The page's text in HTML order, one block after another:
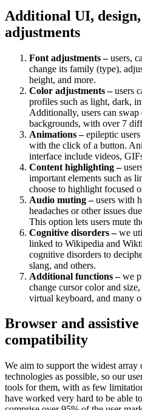
Additional UI,
adjustments
Font adjustments –users,
change its family (type),
height, and more.
Color adjustments –users
profiles such as light, dark,
Additionally, users can swap
backgrounds, with over 7
Animations –epileptic
with the click of a button.
interface include videos,
Content highlighting –
important elements such as
choose to highlight focused
Audio muting –users with
headaches or other issues
This option lets users mute
Cognitive disorders –we
linked to Wikipedia and
cognitive disorders to
slang, and others.
Additional functions –we
change cursor color and
virtual keyboard, and many
Browser and
compatibility
We aim to support the widest array
technologies as possible, so our
tools for them, with as few
have worked very hard to be able